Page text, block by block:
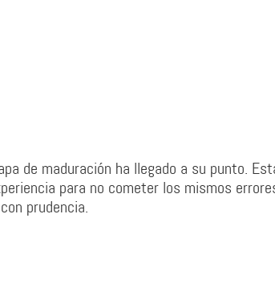
de maduración ha llegado a su punto.
para no cometer los mismos
prudencia.